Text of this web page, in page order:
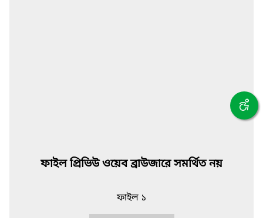
ফাইল প্রিভিউ ওয়েব ব্রাউজারে সমর্থিত নয়
ফাইল ১